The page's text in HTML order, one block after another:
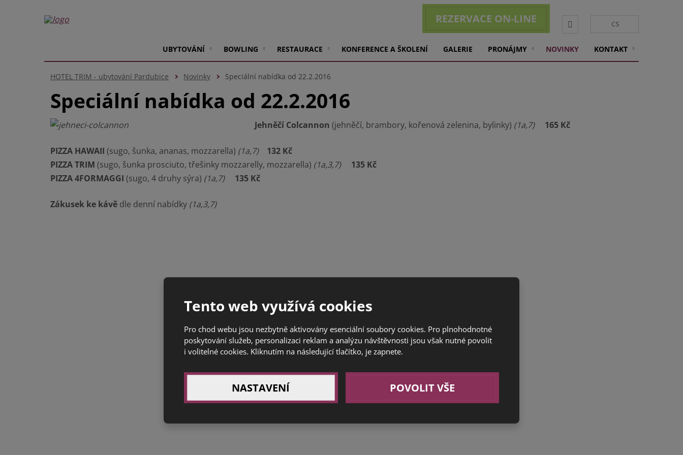
UBYTOVÁNÍ BOWLING RESTAURACE KONFERENCE A ŠKOLENÍ GALERIE PRONÁJMY NOVINKY KONTAKT
Vyhledávání
cs
REZERVACE ON-LINE
HOTEL TRIM - ubytování Pardubice Novinky Speciální nabídka od 22.2.2016
Speciální nabídka od 22.2.2016
Jehněčí Colcannon (jehněčí, brambory, kořenová zelenina, bylinky) (1a,7) 165 Kč
PIZZA HAWAII (sugo, šunka, ananas, mozzarella) (1a,7)
132 Kč
PIZZA TRIM (sugo, šunka prosciuto, třešinky mozzarelly, mozzarella) (1a,3,7)
135 Kč
PIZZA 4FORMAGGI (sugo, 4 druhy sýra) (1a,7) 135 Kč
Zákusek ke kávě dle denní nabídky (1a,3,7)
Tento web využívá cookies
Pro chod webu jsou nezbytně aktivovány esenciální soubory cookies. Pro plnohodnotné
poskytování služeb, personalizaci reklam a analýzu návštěvnosti jsou však nutné povolit
i volitelné cookies. Kliknutím na následující tlačítko, je zapnete.
NASTAVENÍ POVOLIT VŠE